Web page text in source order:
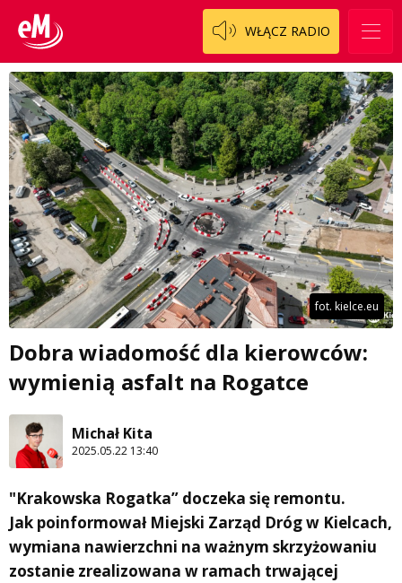
WŁĄCZ RADIO
fot. kielce.eu
Dobra wiadomość dla kierowców:
wymienią asfalt na Rogatce
Michał Kita
2025.05.22 13:40
"Krakowska Rogatka” doczeka się remontu.
Jak poinformował Miejski Zarząd Dróg w Kielcach,
wymiana nawierzchni na ważnym skrzyżowaniu
zostanie zrealizowana w ramach trwającej